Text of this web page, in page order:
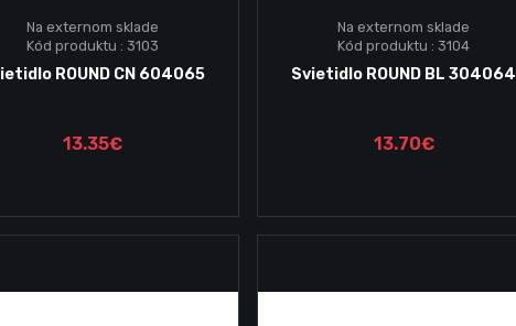
Vložiť do košika
Na externom sklade
Kód produktu : 3103
ROUND CN 604065
13.35€
Vložiť do košika
Na externom sklade
Kód produktu : 3104
Svietidlo ROUND BL 304064
13.70€